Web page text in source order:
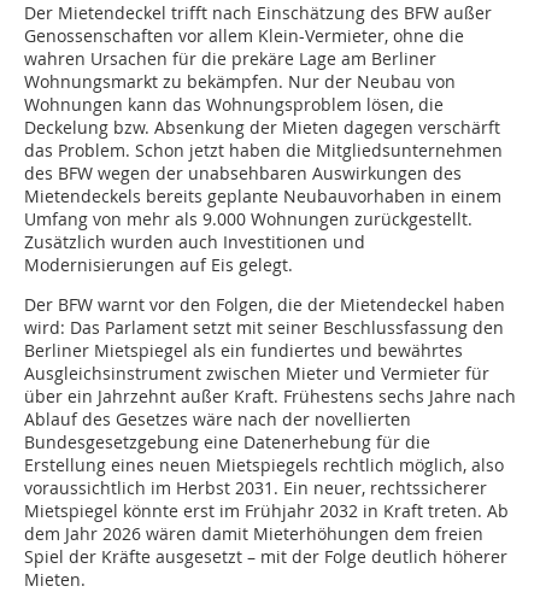
Der Mietendeckel trifft nach Einschätzung des BFW außer
Genossenschaften vor allem Klein-Vermieter, ohne die
wahren Ursachen für die prekäre Lage am Berliner
Wohnungsmarkt zu bekämpfen. Nur der Neubau von
Wohnungen kann das Wohnungsproblem lösen, die
Deckelung bzw. Absenkung der Mieten dagegen verschärft
das Problem. Schon jetzt haben die Mitgliedsunternehmen
des BFW wegen der unabsehbaren Auswirkungen des
Mietendeckels bereits geplante Neubauvorhaben in einem
Umfang von mehr als 9.000 Wohnungen zurückgestellt.
Zusätzlich wurden auch Investitionen und
Modernisierungen auf Eis gelegt.
Der BFW warnt vor den Folgen, die der Mietendeckel haben
wird: Das Parlament setzt mit seiner Beschlussfassung den
Berliner Mietspiegel als ein fundiertes und bewährtes
Ausgleichsinstrument zwischen Mieter und Vermieter für
über ein Jahrzehnt außer Kraft. Frühestens sechs Jahre nach
Ablauf des Gesetzes wäre nach der novellierten
Bundesgesetzgebung eine Datenerhebung für die
Erstellung eines neuen Mietspiegels rechtlich möglich, also
voraussichtlich im Herbst 2031. Ein neuer, rechtssicherer
Mietspiegel könnte erst im Frühjahr 2032 in Kraft treten. Ab
dem Jahr 2026 wären damit Mieterhöhungen dem freien
Spiel der Kräfte ausgesetzt – mit der Folge deutlich höherer
Mieten.